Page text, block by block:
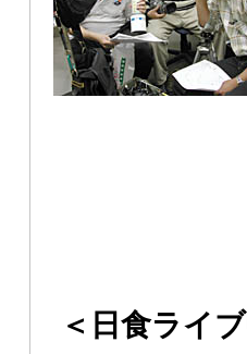
＜日食ライ